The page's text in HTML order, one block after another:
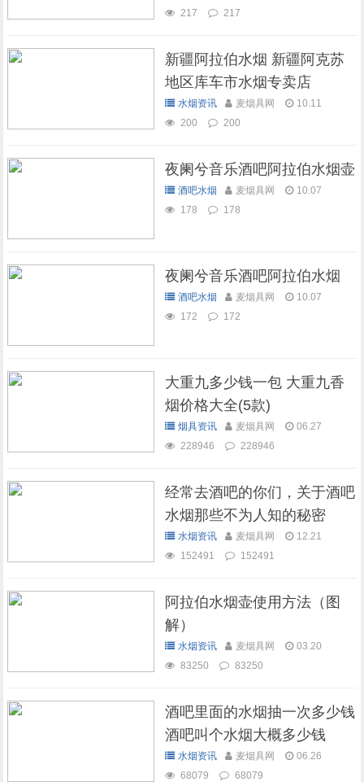
217
217
新疆阿拉伯水烟 新疆阿克苏
地区库车市水烟专卖店
水烟资讯 麦烟具网
10.11
200
200
夜阑兮音乐酒吧阿拉伯水烟壶
酒吧水烟 麦烟具网
10.07
178
178
夜阑兮音乐酒吧阿拉伯水烟
酒吧水烟 麦烟具网
10.07
172
172
大重九多少钱一包 大重九香
烟价格大全(5款)
烟具资讯 麦烟具网
06.27
228946
228946
经常去酒吧的你们，关于酒吧
水烟那些不为人知的秘密
水烟资讯 麦烟具网
12.21
152491
152491
阿拉伯水烟壶使用方法（图
解）
水烟资讯 麦烟具网
03.20
83250
83250
酒吧里面的水烟抽一次多少钱
酒吧叫个水烟大概多少钱
水烟资讯 麦烟具网
06.26
68079
68079